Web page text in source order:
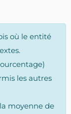
où le entité
les autres
moyenne de